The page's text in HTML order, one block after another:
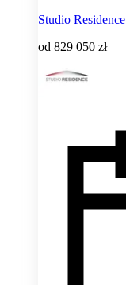
Studio Residence
od 829 050 zł